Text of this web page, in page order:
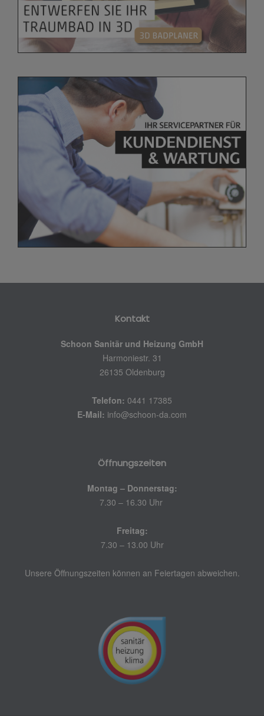
Kontakt
Schoon Sanitär und Heizung GmbH
Harmoniestr. 31
26135 Oldenburg
Telefon: 0441 17385
E-Mail: info@schoon-da.com
Öffnungszeiten
Montag – Donnerstag:
7.30 – 16.30 Uhr
Freitag:
7.30 – 13.00 Uhr
Unsere Öffnungszeiten können an Feiertagen abweichen.